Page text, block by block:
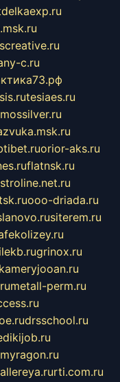
c.ru
tesiaes.ru
mossilver.ru
orior-aks.ru
flatnsk.ru
ooo-driada.ru
siterem.ru
grinox.ru
kameryjooan.ru
metall-perm.ru
drsschool.ru
myragon.ru
rti.com.ru